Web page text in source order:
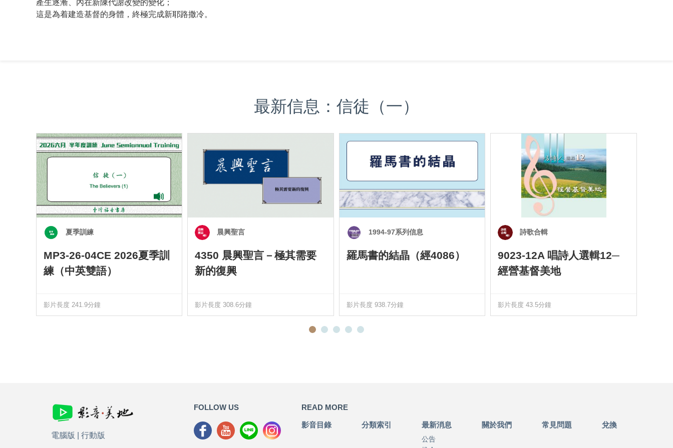
產生逐漸、內在新陳代謝改變的變化；
這是為着建造基督的身體，終極完成新耶路撒冷。
最新信息：信徒（一）
夏季訓練
MP3-26-04CE 2026夏季訓
練（中英雙語）
影片長度 241.9分鐘
晨興聖言
4350 晨興聖言－極其需要
新的復興
影片長度 308.6分鐘
1994-97系列信息
羅馬書的結晶（經4086）
影片長度 938.7分鐘
詩歌合輯
9023-12A 唱詩人選輯12─
經營基督美地
影片長度 43.5分鐘
FOLLOW US READ MORE
影音目錄 分類索引 最新消息
公告
關於我們 常見問題
兌換
電腦版
行動版